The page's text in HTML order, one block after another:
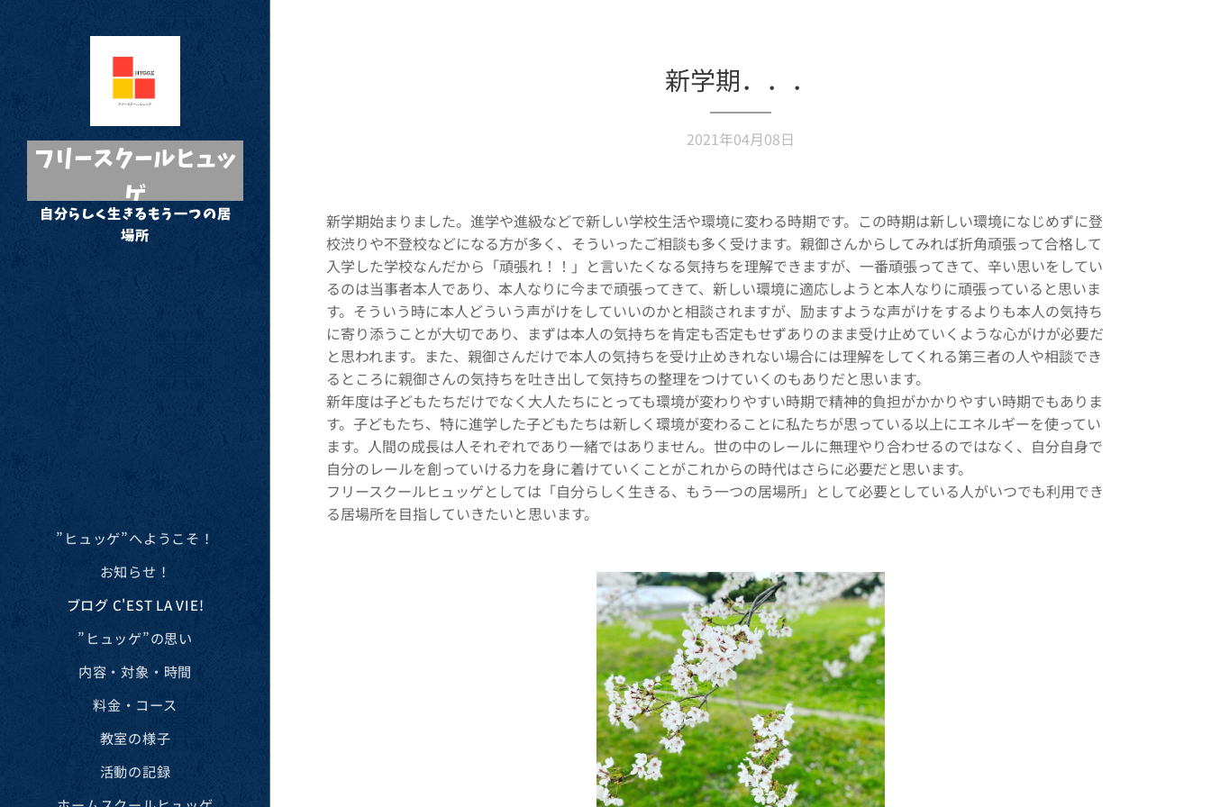
フリースクールヒュッ
ゲ
自分らしく生きるもう一つの居
場所
”ヒュッゲ”へようこそ！
お知らせ！
ブログ C'EST LA VIE!
”ヒュッゲ”の思い
内容・対象・時間
料金・コース
教室の様子
活動の記録
新学期．．．
2021年04月08日
新学期始まりました。進学や進級などで新しい学校生活や環境に変わる時期です。この時期は新しい環境になじめずに登
校渋りや不登校などになる方が多く、そういったご相談も多く受けます。親御さんからしてみれば折角頑張って合格して
入学した学校なんだから「頑張れ！！」と言いたくなる気持ちを理解できますが、一番頑張ってきて、辛い思いをしてい
るのは当事者本人であり、本人なりに今まで頑張ってきて、新しい環境に適応しようと本人なりに頑張っていると思いま
す。そういう時に本人どういう声がけをしていいのかと相談されますが、励ますような声がけをするよりも本人の気持ち
に寄り添うことが大切であり、まずは本人の気持ちを肯定も否定もせずありのまま受け止めていくような心がけが必要だ
と思われます。また、親御さんだけで本人の気持ちを受け止めきれない場合には理解をしてくれる第三者の人や相談でき
るところに親御さんの気持ちを吐き出して気持ちの整理をつけていくのもありだと思います。
新年度は子どもたちだけでなく大人たちにとっても環境が変わりやすい時期で精神的負担がかかりやすい時期でもありま
す。子どもたち、特に進学した子どもたちは新しく環境が変わることに私たちが思っている以上にエネルギーを使ってい
ます。人間の成長は人それぞれであり一緒ではありません。世の中のレールに無理やり合わせるのではなく、自分自身で
自分のレールを創っていける力を身に着けていくことがこれからの時代はさらに必要だと思います。
フリースクールヒュッゲとしては「自分らしく生きる、もう一つの居場所」として必要としている人がいつでも利用でき
る居場所を目指していきたいと思います。